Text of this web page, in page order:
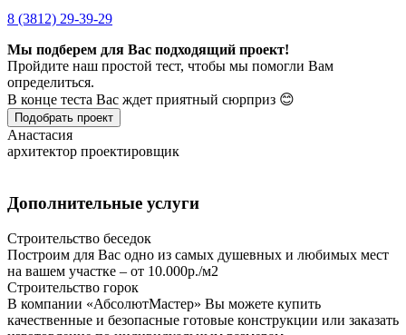
8 (3812) 29-39-29
Мы подберем для Вас подходящий проект!
Пройдите наш простой тест, чтобы мы помогли Вам
определиться.
В конце теста Вас ждет приятный сюрприз 😊
Подобрать проект
Анастасия
архитектор проектировщик
Дополнительные услуги
Строительство беседок
Построим для Вас одно из самых душевных и любимых мест
на вашем участке – от 10.000р./м2
Строительство горок
В компании «АбсолютМастер» Вы можете купить
качественные и безопасные готовые конструкции или заказать